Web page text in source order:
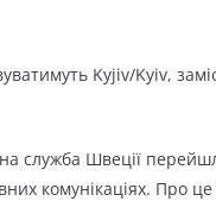
Kyjiv/Kyiv,
служба Швеції
комунікаціях. Про